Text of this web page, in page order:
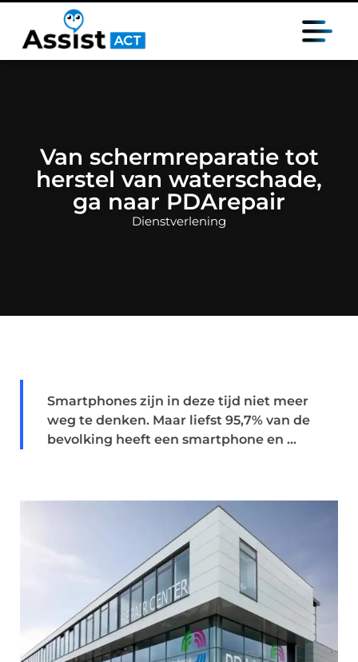
Van schermreparatie tot
herstel van waterschade,
ga naar PDArepair
Dienstverlening
Smartphones zijn in deze tijd niet meer
weg te denken. Maar liefst 95,7% van de
bevolking heeft een smartphone en ...